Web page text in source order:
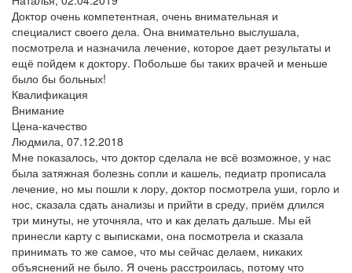
Доктор очень компетентная, очень внимательная и
специалист своего дела. Она внимательно выслушала,
посмотрела и назначила лечение, которое дает результаты и
ещё пойдем к доктору. Побольше бы таких врачей и меньше
было бы больных!
Квалификация
Внимание
Цена-качество
Людмила, 07.12.2018
Мне показалось, что доктор сделала не всё возможное, у нас
была затяжная болезнь сопли и кашель, педиатр прописала
лечение, но мы пошли к лору, доктор посмотрела уши, горло и
нос, сказала сдать анализы и прийти в среду, приём длился
три минуты, не уточняла, что и как делать дальше. Мы ей
принесли карту с выписками, она посмотрела и сказала
принимать то же самое, что мы сейчас делаем, никаких
объяснений не было. Я очень расстроилась, потому что